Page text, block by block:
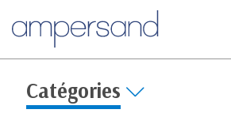
Catégories